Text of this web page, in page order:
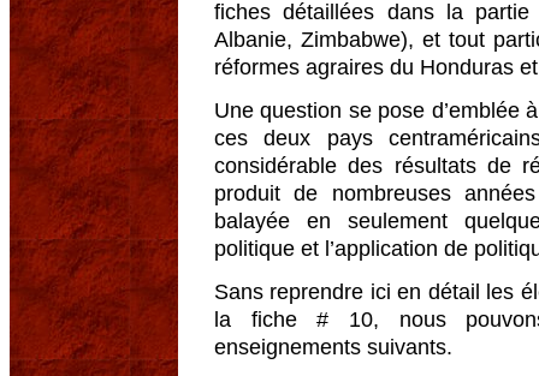
fiches détaillées dans la
Albanie, Zimbabwe), et tout
réformes agraires du Honduras
Une question se pose d’emblée
ces deux pays
considérable des résultats de
produit de nombreuses
balayée en seulement
politique et l’application de
Sans reprendre ici en détail les
la fiche # 10, nous
enseignements suivants.